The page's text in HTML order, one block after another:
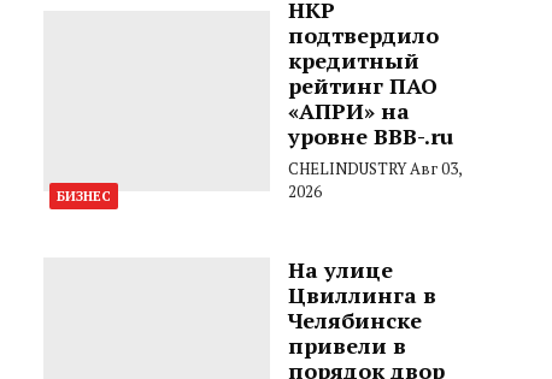
БИЗНЕС
НКР
подтвердило
кредитный
рейтинг ПАО
«АПРИ» на
уровне BBB-.ru
CHELINDUSTRYАвг 03,
2026
На улице
Цвиллинга в
Челябинске
привели в
порядок двор